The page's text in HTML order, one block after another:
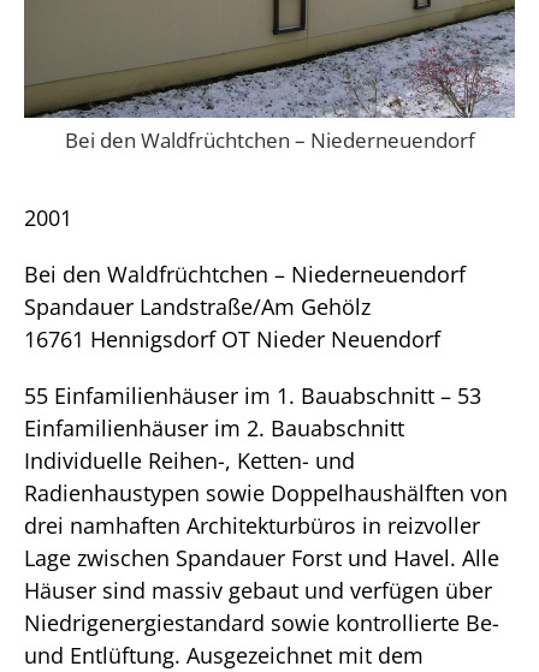
Bei den Waldfrüchtchen – Niederneuendorf
2001
Bei den Waldfrüchtchen – Niederneuendorf
Spandauer Landstraße/Am Gehölz
16761 Hennigsdorf OT Nieder Neuendorf
55 Einfamilienhäuser im 1. Bauabschnitt – 53
Einfamilienhäuser im 2. Bauabschnitt
Individuelle Reihen-, Ketten- und
Radienhaustypen sowie Doppelhaushälften von
drei namhaften Architekturbüros in reizvoller
Lage zwischen Spandauer Forst und Havel. Alle
Häuser sind massiv gebaut und verfügen über
Niedrigenergiestandard sowie kontrollierte Be-
und Entlüftung. Ausgezeichnet mit dem